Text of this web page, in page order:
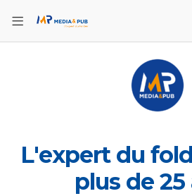
L'expert du
plus de 25